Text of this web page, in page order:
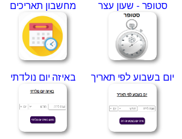
סטופר - שעון עצר מחשבון תאריכים
יום בשבוע לפי תאריך באיזה יום נולדתי